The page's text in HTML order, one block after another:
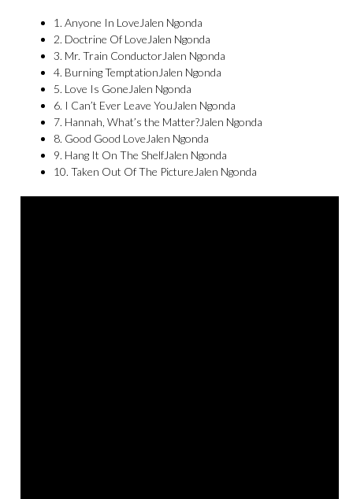
1.Anyone In Love Jalen Ngonda
2. Doctrine Of Love Jalen Ngonda
3. Mr. Train ConductorJalen Ngonda
4. Burning Temptation Jalen Ngonda
5. Love Is Gone Jalen Ngonda
6. I Can’t Ever Leave You Jalen Ngonda
7. Hannah, What’s the Matter?Jalen Ngonda
8. Good Good Love Jalen Ngonda
9. Hang It On The ShelfJalen Ngonda
10.Taken Out Of The Picture Jalen Ngonda